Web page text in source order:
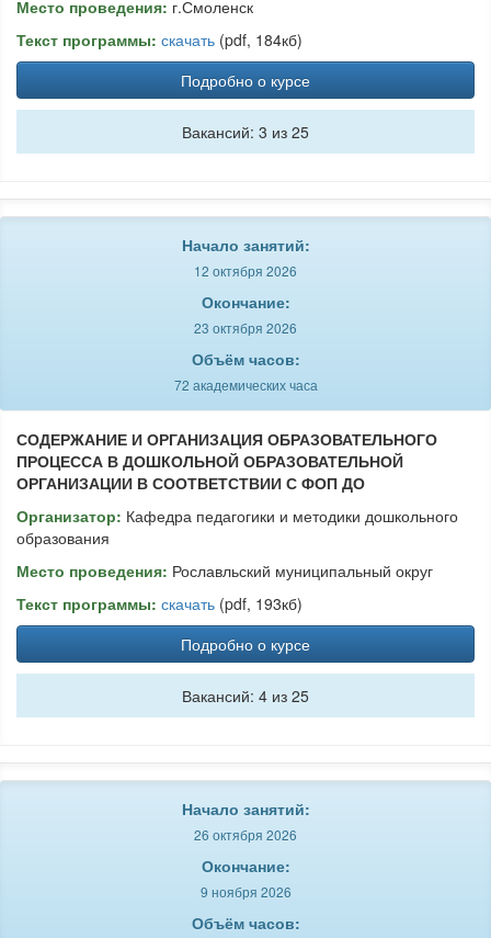
Место проведения: г.Смоленск
Текст программы: скачать (pdf, 184кб)
Подробно о курсе
Вакансий: 3 из 25
Начало занятий:
12 октября 2026
Окончание:
23 октября 2026
Объём часов:
72 академических часа
СОДЕРЖАНИЕ И ОРГАНИЗАЦИЯ ОБРАЗОВАТЕЛЬНОГО
ПРОЦЕССА В ДОШКОЛЬНОЙ ОБРАЗОВАТЕЛЬНОЙ
ОРГАНИЗАЦИИ В СООТВЕТСТВИИ С ФОП ДО
Организатор: Кафедра педагогики и методики дошкольного
образования
Место проведения: Рославльский муниципальный округ
Текст программы: скачать (pdf, 193кб)
Подробно о курсе
Вакансий: 4 из 25
Начало занятий:
26 октября 2026
Окончание:
9 ноября 2026
Объём часов: